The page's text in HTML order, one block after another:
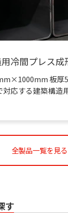
冷間プレス成
板厚
対応する建築構造
全製品一覧を見る
す